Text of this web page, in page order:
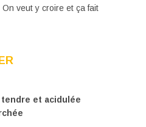
veut y croire et ça fait
et acidulée